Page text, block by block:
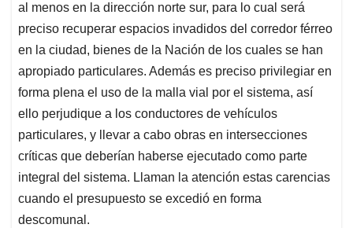
al menos en la dirección norte sur, para lo cual será
preciso recuperar espacios invadidos del corredor férreo
en la ciudad, bienes de la Nación de los cuales se han
apropiado particulares. Además es preciso privilegiar en
forma plena el uso de la malla vial por el sistema, así
ello perjudique a los conductores de vehículos
particulares, y llevar a cabo obras en intersecciones
críticas que deberían haberse ejecutado como parte
integral del sistema. Llaman la atención estas carencias
cuando el presupuesto se excedió en forma
descomunal.